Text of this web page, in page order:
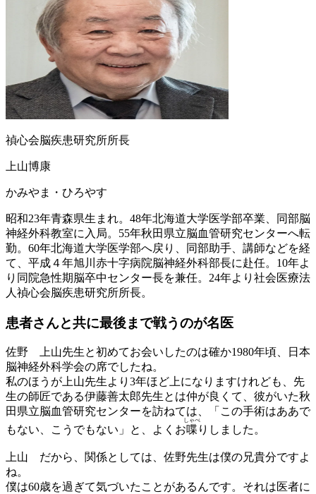
禎心会脳疾患研究所所長
上山博康
かみやま・ひろやす
昭和23年青森県生まれ。48年北海道大学医学部卒業、同部脳
神経外科教室に入局。55年秋田県立脳血管研究センターへ転
勤。60年北海道大学医学部へ戻り、同部助手、講師などを経
て、平成４年旭川赤十字病院脳神経外科部長に赴任。10年よ
り同院急性期脳卒中センター長を兼任。24年より社会医療法
人禎心会脳疾患研究所所長。
患者さんと共に最後まで戦うのが名医
佐野 上山先生と初めてお会いしたのは確か1980年頃、日本
脳神経外科学会の席でしたね。
私のほうが上山先生より3年ほど上になりますけれども、先
生の師匠である伊藤善太郎先生とは仲が良くて、彼がいた秋
田県立脳血管研究センターを訪ねては、「この手術はああで
もない、こうでもない」と、よくお喋
しゃべ
りしました。
上山 だから、関係としては、佐野先生は僕の兄貴分ですよ
ね。
僕は60歳を過ぎて気づいたことがあるんです。それは医者に